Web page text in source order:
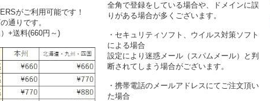
がご利用可能です！
通りです。
+送料(660円～)
全角で登録をしている場合や、ドメインに誤
りがある場合が多くございます。
・セキュリティソフト、ウイルス対策ソフト
による場合
設定により迷惑メール（スパムメール）と判
断されてしまう場合がございます。
・携帯電話のメールアドレスにてご注文頂い
た場合